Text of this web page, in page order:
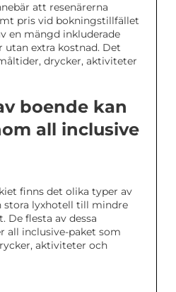
att resenärerna
pris vid bokningstillfället
en mängd inkluderade
extra kostnad. Det
drycker, aktiviteter
boende kan
all inclusive
finns det olika typer av
stora lyxhotell till mindre
De flesta av dessa
all inclusive-paket som
aktiviteter och